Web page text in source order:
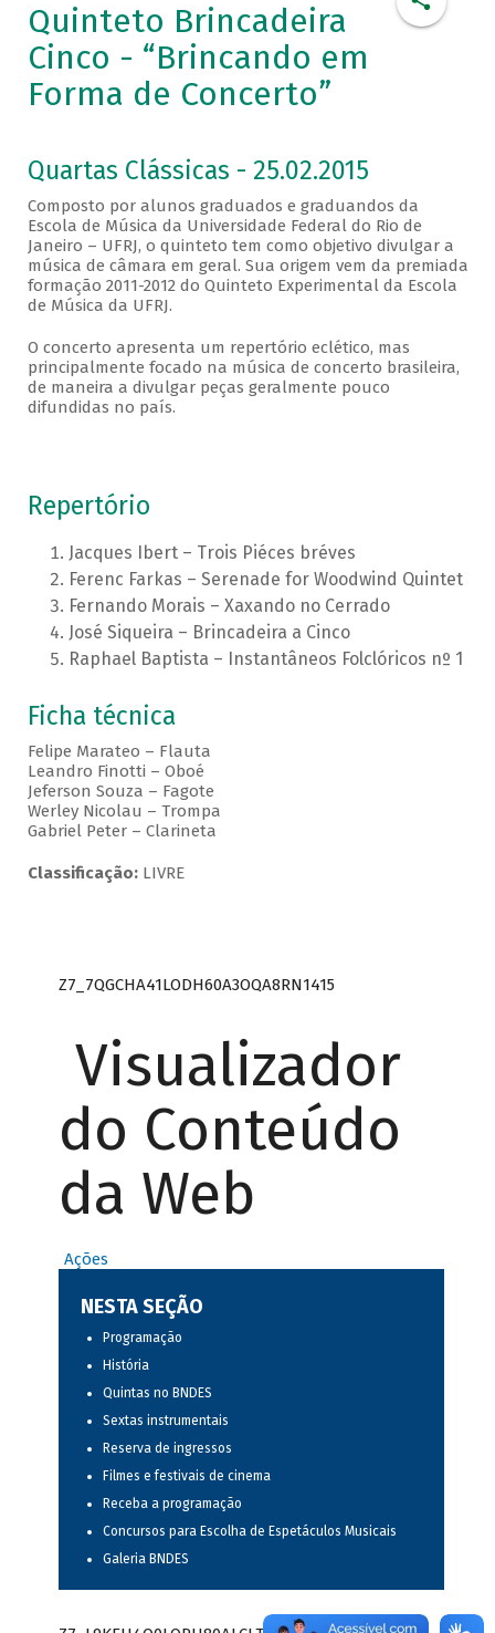
Quinteto Brincadeira
Cinco - “Brincando em
Forma de Concerto”
Quartas Clássicas - 25.02.2015
Composto por alunos graduados e graduandos da
Escola de Música da Universidade Federal do Rio de
Janeiro – UFRJ, o quinteto tem como objetivo divulgar a
música de câmara em geral. Sua origem vem da premiada
formação 2011-2012 do Quinteto Experimental da Escola
de Música da UFRJ.
O concerto apresenta um repertório eclético, mas
principalmente focado na música de concerto brasileira,
de maneira a divulgar peças geralmente pouco
difundidas no país.
Repertório
Jacques Ibert – Trois Piéces bréves
Ferenc Farkas – Serenade for Woodwind Quintet
Fernando Morais – Xaxando no Cerrado
José Siqueira – Brincadeira a Cinco
Raphael Baptista – Instantâneos Folclóricos nº 1
Ficha técnica
Felipe Marateo – Flauta
Leandro Finotti – Oboé
Jeferson Souza – Fagote
Werley Nicolau – Trompa
Gabriel Peter – Clarineta
Classificação:LIVRE
Z7_7QGCHA41LODH60A3OQA8RN1415
Visualizador
do Conteúdo
da Web
Ações
NESTA SEÇÃO
Programação
História
Quintas no BNDES
Sextas instrumentais
Reserva de ingressos
Filmes e festivais de cinema
Receba a programação
Concursos para Escolha de Espetáculos Musicais
Galeria BNDES